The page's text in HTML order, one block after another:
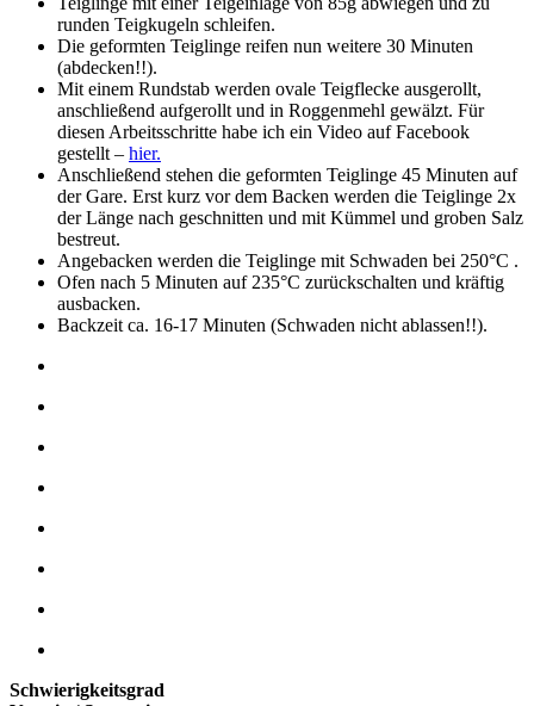
runden Teigkugeln schleifen.
Die geformten Teiglinge reifen nun weitere 30 Minuten
(abdecken!!).
Mit einem Rundstab werden ovale Teigflecke ausgerollt,
anschließend aufgerollt und in Roggenmehl gewälzt. Für
diesen Arbeitsschritte habe ich ein Video auf Facebook
gestellt – hier.
Anschließend stehen die geformten Teiglinge 45 Minuten auf
der Gare. Erst kurz vor dem Backen werden die Teiglinge 2x
der Länge nach geschnitten und mit Kümmel und groben Salz
bestreut.
Angebacken werden die Teiglinge mit Schwaden bei 250°C .
Ofen nach 5 Minuten auf 235°C zurückschalten und kräftig
ausbacken.
Backzeit ca. 16-17 Minuten (Schwaden nicht ablassen!!).
Schwierigkeitsgrad